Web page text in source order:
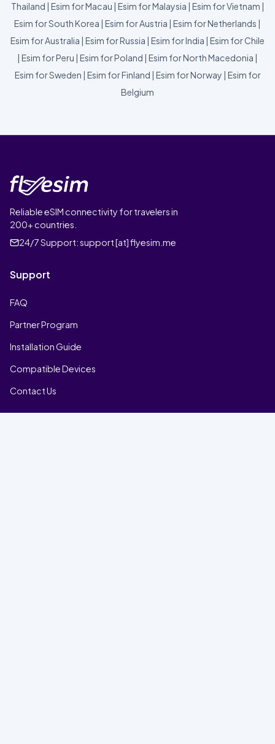
Thailand | Esim for Macau | Esim for Malaysia | Esim for Vietnam |
Esim for South Korea | Esim for Austria | Esim for Netherlands |
Esim for Australia | Esim for Russia | Esim for India | Esim for Chile
| Esim for Peru | Esim for Poland | Esim for North Macedonia |
Esim for Sweden | Esim for Finland | Esim for Norway | Esim for
Belgium
Reliable eSIM connectivity for travelers in
200+ countries.
24/7 Support:support [at] flyesim.me
Support
FAQ
Partner Program
Installation Guide
Compatible Devices
Contact Us